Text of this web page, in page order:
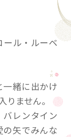
ル・ルーベ
緒に出かけ
ません。
レンタイン
矢でみんな